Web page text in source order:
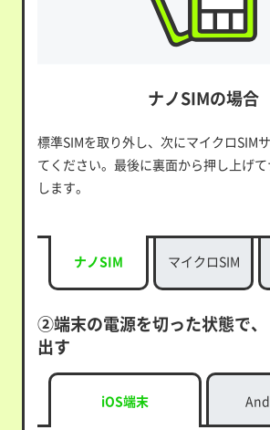
ナノSIMの場合
標準SIMを取り外し、次にマイクロSIM
てください。最後に裏面から押し上げ
します。
ナノSIM マイクロSIM
②端末の電源を切った状態で
出す
iOS端末